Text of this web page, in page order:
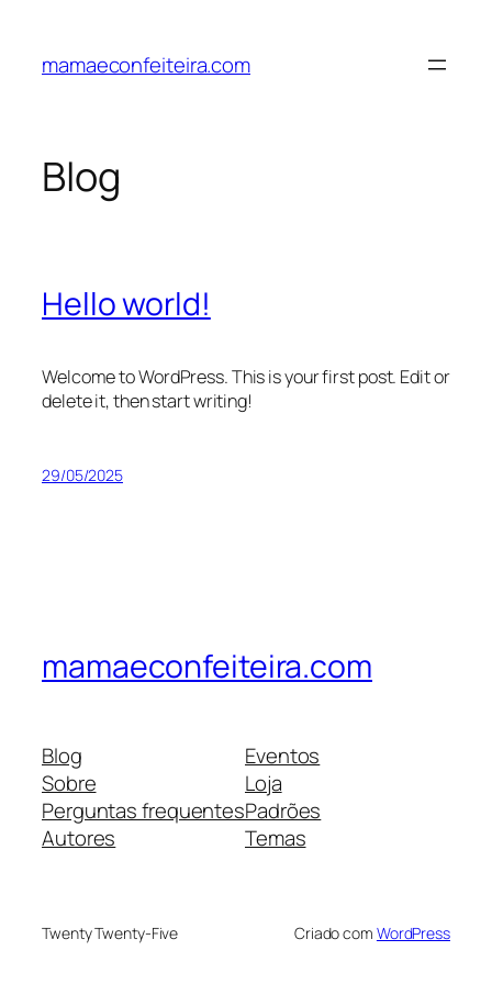
mamaeconfeiteira.com
Blog
Hello world!
Welcome to WordPress. This is your first post. Edit or
delete it, then start writing!
29/05/2025
mamaeconfeiteira.com
Blog
Sobre
Perguntas frequentes
Autores
Eventos
Loja
Padrões
Temas
Twenty Twenty-Five Criado com WordPress